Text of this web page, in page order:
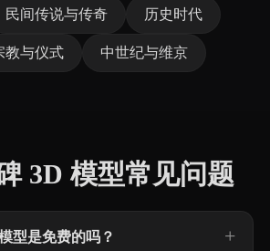
民间传说与传奇 历史时代
教与仪式 中世纪与维京
3D 模型常见问题
型是免费的吗？